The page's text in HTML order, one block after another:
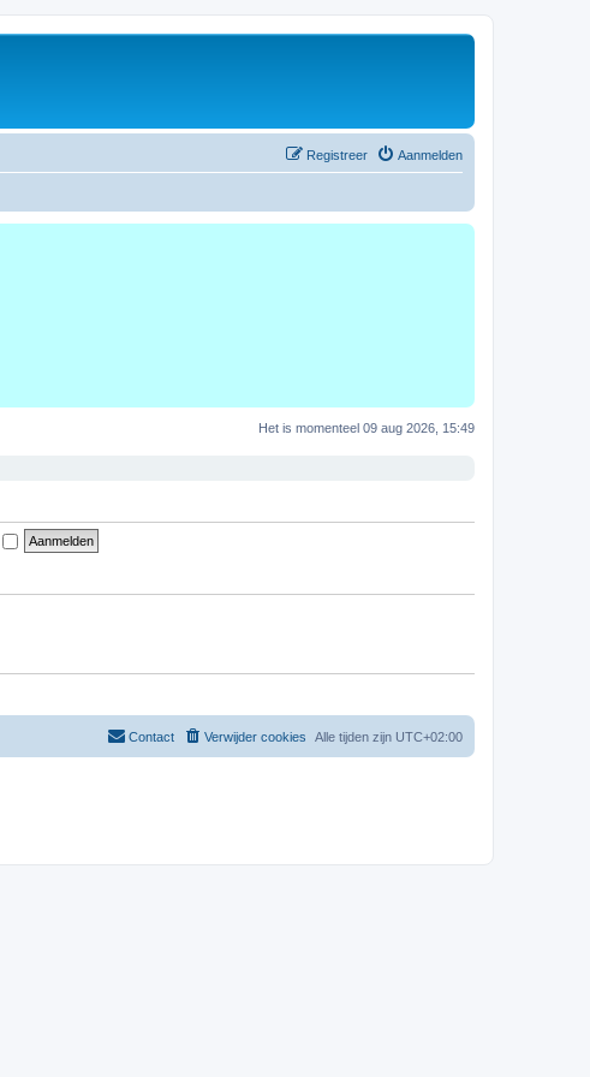
Aanmelden
Registreer
Het is momenteel 09 aug 2026, 15:49
Alle tijden zijn UTC+02:00
Verwijder cookies
Contact